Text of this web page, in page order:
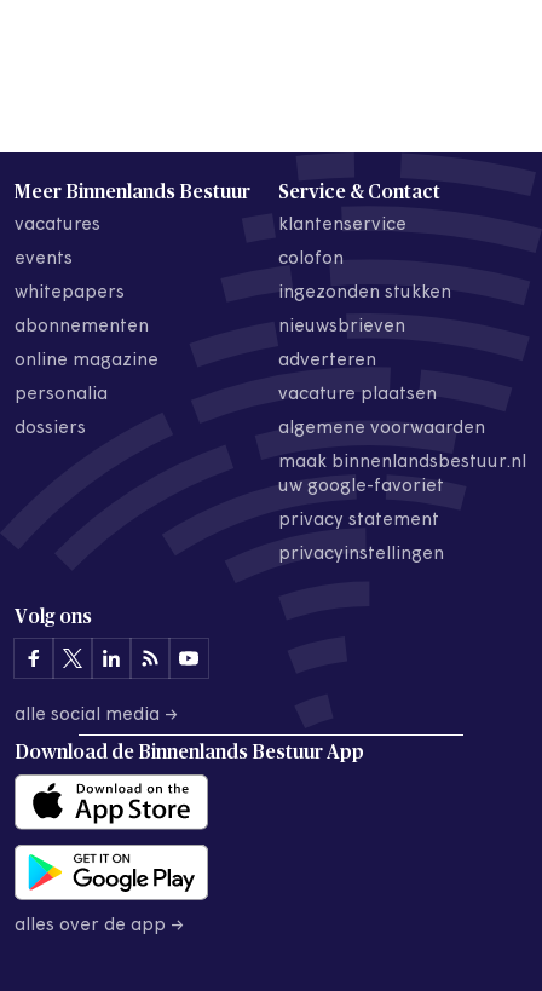
Meer Binnenlands Bestuur
vacatures
events
whitepapers
abonnementen
online magazine
personalia
dossiers
Service & Contact
klantenservice
colofon
ingezonden stukken
nieuwsbrieven
adverteren
vacature plaatsen
algemene voorwaarden
maak binnenlandsbestuur.nl
uw google-favoriet
privacy statement
privacyinstellingen
Volg ons
alle social media →
Download de Binnenlands Bestuur App
alles over de app →